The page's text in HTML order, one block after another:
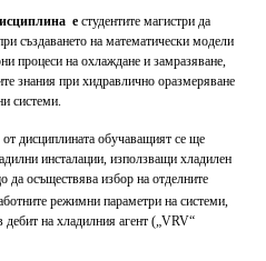
е студентите магистри да
създаването на математически модели
процеси на охлаждане и замразяване,
знания при хидравлично оразмеряване
системи.
дисциплината обучаващият се ще
инсталации, използващи хладилен
да осъществява избор на отделните
режимни параметри на системи,
на хладилния агент („VRV“